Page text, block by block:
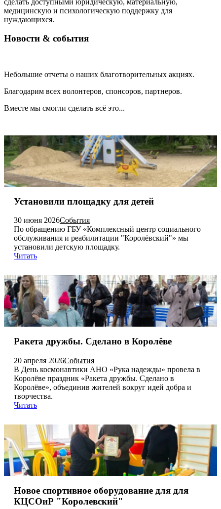
медицинскую и психологическую поддержку для
нуждающихся.
Новости & события
Небольшие отчеты о наших благотворительных акциях.
Благодарим всех волонтеров, спонсоров, партнеров.
Вместе мы смогли сделать всё это...
Установили площадку для детей
30 июня 2026События
По обращению ГБУ «Комплексный центр социального
обслуживания и реабилитации "Королёвский"» мы
установили детскую площадку.
Читать
Ракета дружбы. Сделано в Королёве
20 апреля 2026События
В День космонавтики АНО «Рука надежды» провела в
Королёве праздник «Ракета дружбы. Сделано в
Королёве», объединив жителей вокруг идей добра и
творчества.
Читать
Новое спортивное оборудование для для
КЦСОиР "Королевский"